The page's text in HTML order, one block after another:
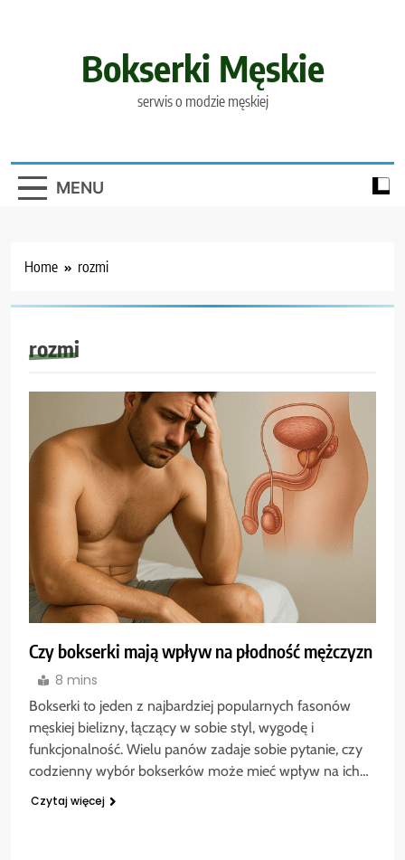
Bokserki Męskie
serwis o modzie męskiej
MENU
Home rozmi
rozmi
Czy bokserki mają wpływ na płodność mężczyzn
8 mins
Bokserki to jeden z najbardziej popularnych fasonów
męskiej bielizny, łączący w sobie styl, wygodę i
funkcjonalność. Wielu panów zadaje sobie pytanie, czy
codzienny wybór bokserków może mieć wpływ na ich…
Czytaj więcej